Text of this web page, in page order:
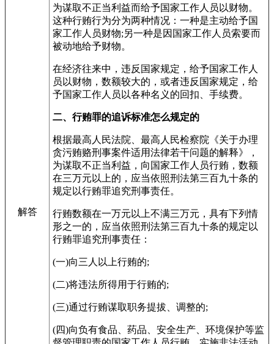
解答
为谋取不正当利益而给予国家工作人员以财物。
这种行贿行为分为两种情况：一种是主动给予国
家工作人员财物;另一种是因国家工作人员索要而
被动地给予财物。
在经济往来中，违反国家规定，给予国家工作人
员以财物，数额较大的，或者违反国家规定，给
予国家工作人员以各种名义的回扣、手续费。
二、行贿罪的追诉标准怎么规定的
根据最高人民法院、最高人民检察院《关于办理
贪污贿赂刑事案件适用法律若干问题的解释》，
为谋取不正当利益，向国家工作人员行贿，数额
在三万元以上的，应当依照刑法第三百九十条的
规定以行贿罪追究刑事责任。
行贿数额在一万元以上不满三万元，具有下列情
形之一的，应当依照刑法第三百九十条的规定以
行贿罪追究刑事责任：
(一)向三人以上行贿的;
(二)将违法所得用于行贿的;
(三)通过行贿谋取职务提拔、调整的;
(四)向负有食品、药品、安全生产、环境保护等监